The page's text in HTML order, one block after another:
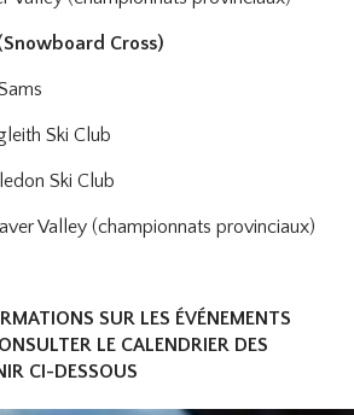
Cross)
Ski Club
Ski Club
Valley (championnats provinciaux)
SUR LES ÉVÉNEMENTS
LE CALENDRIER DES
CI-DESSOUS